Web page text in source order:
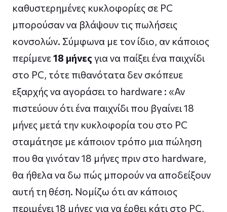
καθυστερημένες κυκλοφορίες σε PC
μπορούσαν να βλάψουν τις πωλήσεις
κονσολών. Σύμφωνα με τον ίδιο, αν κάποιος
περίμενε18 μήνες για να παίξει ένα παιχνίδι
στο PC, τότε πιθανότατα δεν σκόπευε
εξαρχής να αγοράσει το hardware : «Αν
πιστεύουν ότι ένα παιχνίδι που βγαίνει 18
μήνες μετά την κυκλοφορία του στο PC
σταμάτησε με κάποιον τρόπο μια πώληση
που θα γινόταν 18 μήνες πριν στο hardware,
θα ήθελα να δω πώς μπορούν να αποδείξουν
αυτή τη θέση. Νομίζω ότι αν κάποιος
περιμένει 18 μήνες για να έρθει κάτι στο PC,